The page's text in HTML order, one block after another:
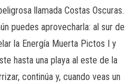
llamada Costas Oscuras.
puedes aprovecharla: al sur de
la Energía Muerta Pictos I y
hasta una playa al este de la
continúa y, cuando veas un